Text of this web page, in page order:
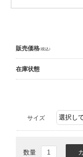
販売価格(税込)
在庫状態
サイズ
数量